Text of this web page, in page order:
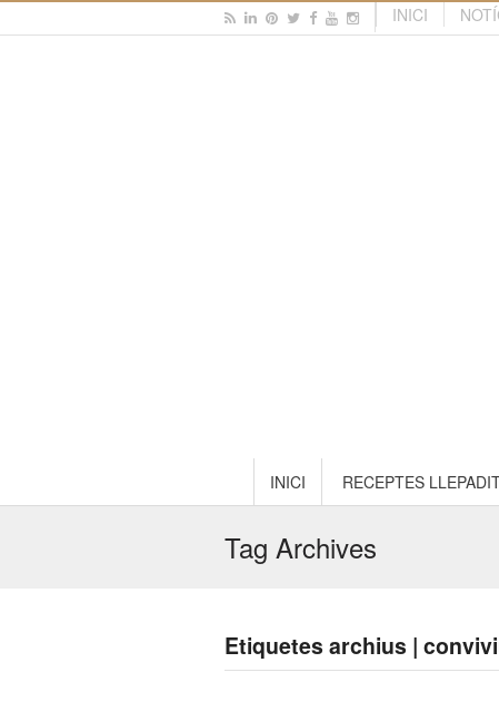
INICI
INICI RECEPTES
Tag Archives
Etiquetes archius |